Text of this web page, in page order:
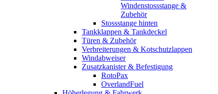
Windenstossstange &
Zubehör
Stossstange hinten
Tankklappen & Tankdeckel
Türen & Zubehör
Verbreiterungen & Kotschutzlappen
Windabweiser
Zusatzkanister & Befestigung
RotoPax
OverlandFuel